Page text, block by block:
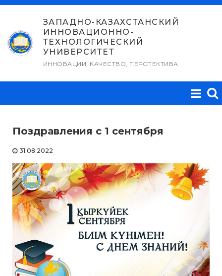
Перейти
содержимому
ЗАПАДНО-КАЗАХСТАНСКИЙ
ИННОВАЦИОННО-
ТЕХНОЛОГИЧЕСКИЙ
УНИВЕРСИТЕТ
ИННОВАЦИИ, КАЧЕСТВО, ПЕРСПЕКТИВА
Поздравления с 1 сентября
31.08.2022